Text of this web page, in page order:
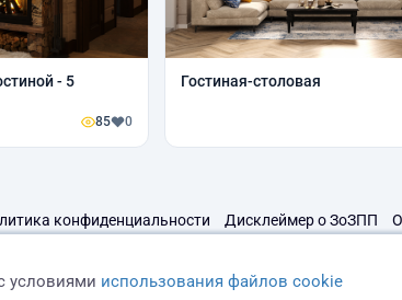
- 5
85 0
Гостиная-столовая
конфиденциальности Дисклеймер о ЗоЗПП
условиями использования файлов cookie